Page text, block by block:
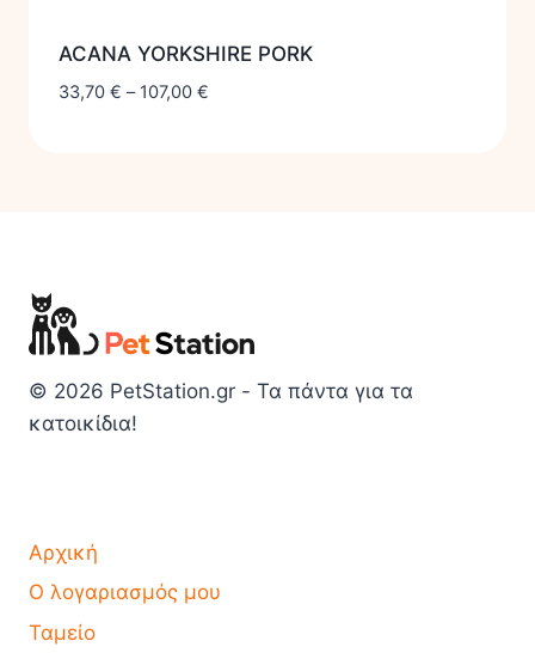
ACANA YORKSHIRE PORK
33,70 € – 107,00 €
© 2026 PetStation.gr - Τα πάντα για τα
κατοικίδια!
Αρχική
Ο λογαριασμός μου
Ταμείο